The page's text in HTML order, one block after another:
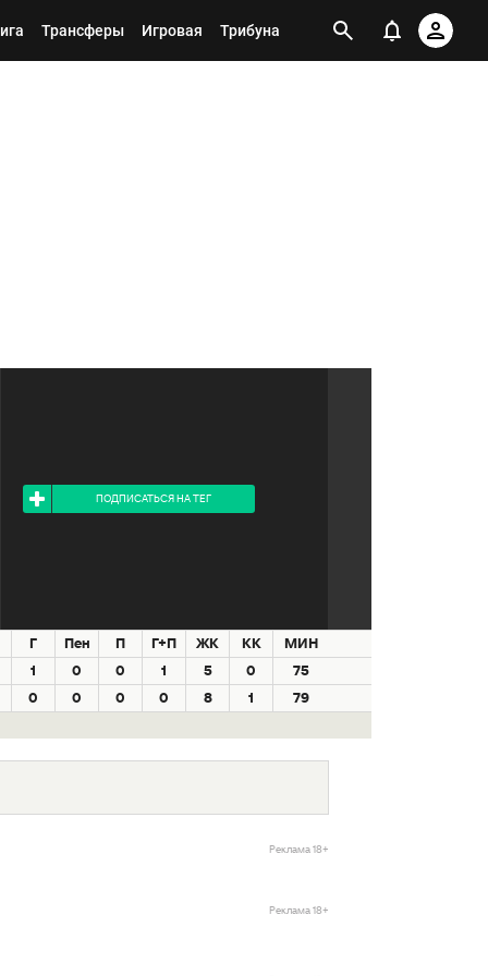
Трансферы Игровая Трибуна
ПОДПИСАТЬСЯ НА ТЕГ
Г Пен П Г+П ЖК КК
МИН
1 0 0 1 5 0
75
0 0 0 0 8 1 79
Реклама 18+
Реклама 18+